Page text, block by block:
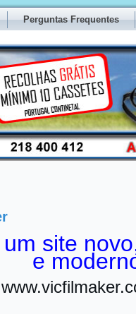
Perguntas Frequentes
site
e